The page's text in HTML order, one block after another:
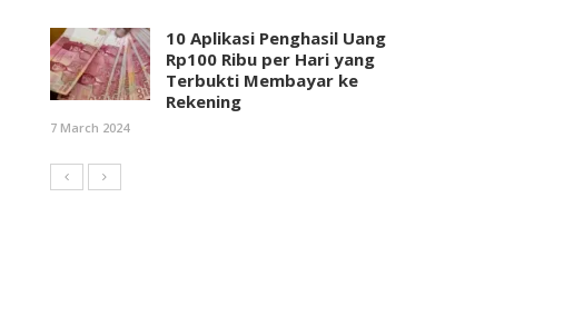
10 Aplikasi Penghasil Uang
Rp100 Ribu per Hari yang
Terbukti Membayar ke
Rekening
7 March 2024